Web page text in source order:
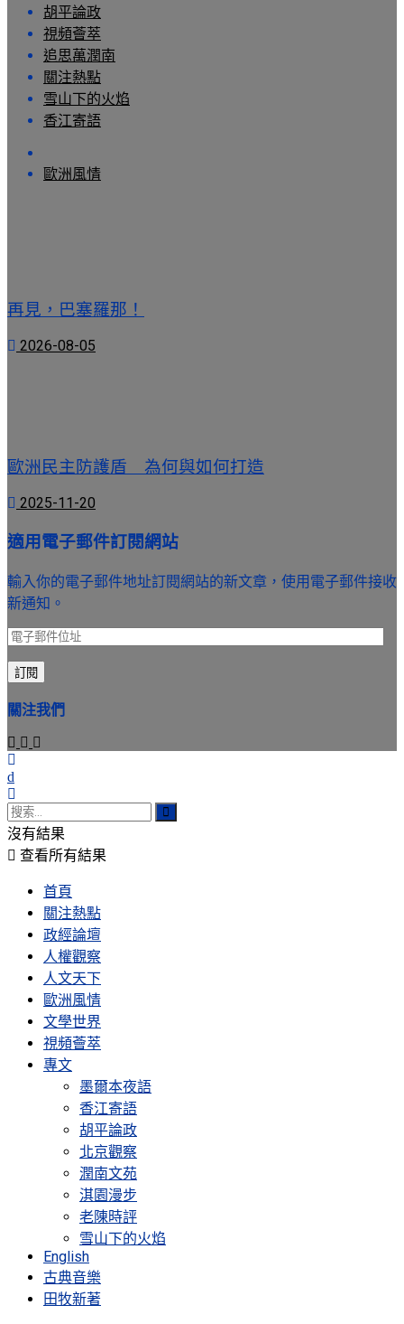
胡平論政
視頻薈萃
追思萬潤南
關注熱點
雪山下的火焰
香江寄語
歐洲風情
再見，巴塞羅那！
2026-08-05
歐洲民主防護盾 為何與如何打造
2025-11-20
適用電子郵件訂閱網站
輸入你的電子郵件地址訂閱網站的新文章，使用電子郵件接收
新通知。
電
子
郵
件
址
訂閱
關注我們
沒有結果
查看所有結果
首頁
關注熱點
政經論壇
人權觀察
人文天下
歐洲風情
文學世界
視頻薈萃
專文
墨爾本夜語
香江寄語
胡平論政
北京觀察
潤南文苑
淇園漫步
老陳時評
雪山下的火焰
English
古典音樂
田牧新著